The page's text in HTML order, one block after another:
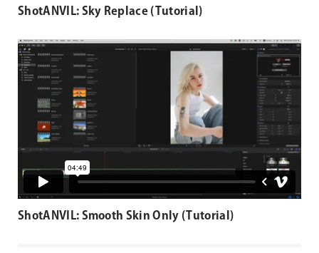
ShotANVIL: Sky Replace (Tutorial)
ShotANVIL: Smooth Skin Only (Tutorial)